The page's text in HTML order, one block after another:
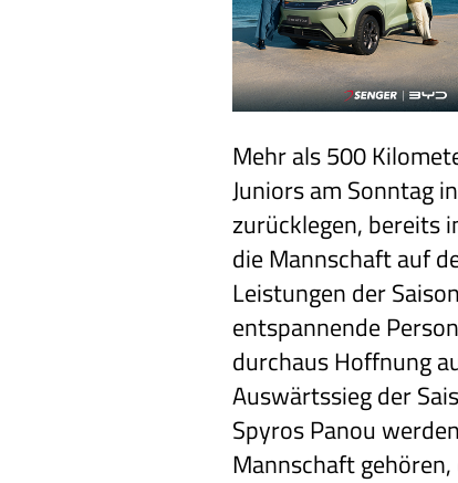
Mehr als 500
Juniors am Sonntag
zurücklegen, bereits
die Mannschaft auf
Leistungen der
entspannende
durchaus Hoffnung
Auswärtssieg der
Spyros Panou
Mannschaft